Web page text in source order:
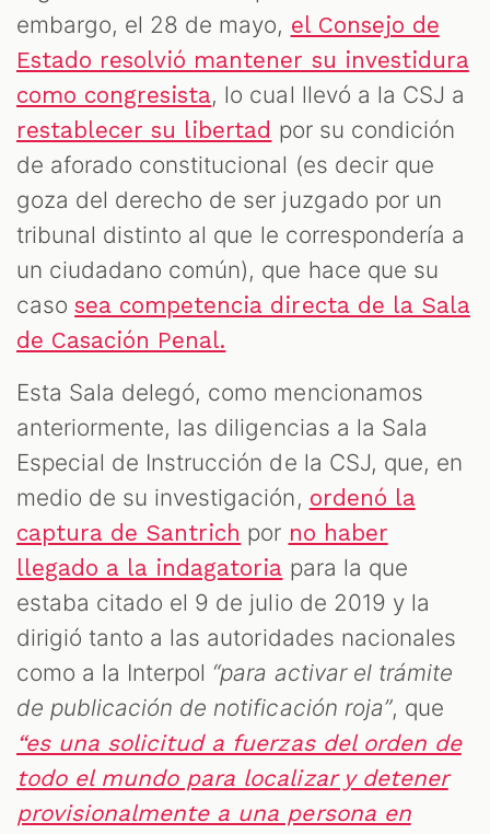
embargo, el 28 de mayo, el Consejo de
Estado resolvió mantener su investidura
como congresista, lo cual llevó a la CSJ a
restablecer su libertad por su condición
de aforado constitucional (es decir que
goza del derecho de ser juzgado por un
tribunal distinto al que le correspondería a
un ciudadano común), que hace que su
casosea competencia directa de la Sala
de Casación Penal.
Esta Sala delegó, como mencionamos
anteriormente, las diligencias a la Sala
Especial de Instrucción de la CSJ, que, en
medio de su investigación, ordenó la
captura de Santrich por no haber
llegado a la indagatoria para la que
estaba citado el 9 de julio de 2019 y la
dirigió tanto a las autoridades nacionales
como a la Interpol “para activar el trámite
de publicación de notificación roja”, que
“es una solicitud a fuerzas del orden de
todo el mundo para localizar y detener
provisionalmente a una persona en